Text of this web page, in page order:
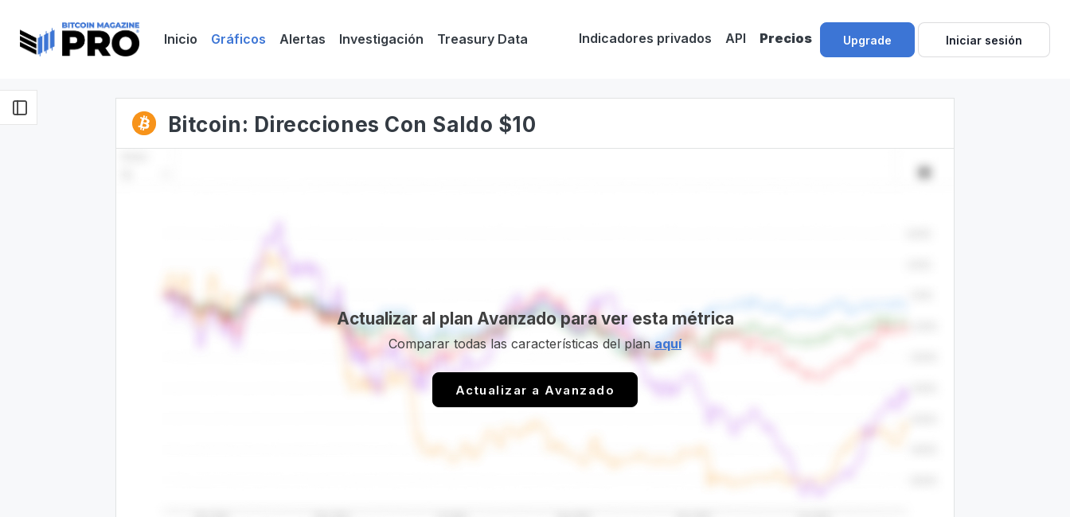
Inicio Gráficos Alertas Investigación Treasury Data Indicadores privados API Precios Upgrade Iniciar sesión
Bitcoin: Direcciones Con Saldo $10
Actualizar al plan Avanzado para ver esta métrica
Comparar todas las características del planaquí
Actualizar a Avanzado